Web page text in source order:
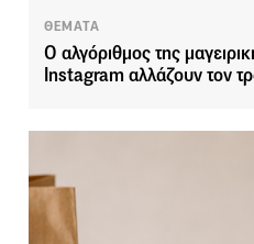
ΘΕΜΑΤΑ
Ο αλγόριθμος της
Instagram αλλάζουν τον